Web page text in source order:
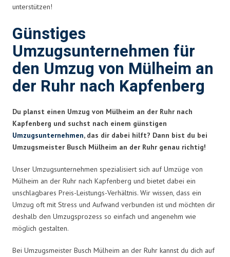
unterstützen!
Günstiges
Umzugsunternehmen für
den Umzug von Mülheim an
der Ruhr nach Kapfenberg
Du planst einen Umzug von Mülheim an der Ruhr nach
Kapfenberg und suchst nach einem günstigen
Umzugsunternehmen, das dir dabei hilft? Dann bist du bei
Umzugsmeister Busch Mülheim an der Ruhr genau richtig!
Unser Umzugsunternehmen spezialisiert sich auf Umzüge von
Mülheim an der Ruhr nach Kapfenberg und bietet dabei ein
unschlagbares Preis-Leistungs-Verhältnis. Wir wissen, dass ein
Umzug oft mit Stress und Aufwand verbunden ist und möchten dir
deshalb den Umzugsprozess so einfach und angenehm wie
möglich gestalten.
Bei Umzugsmeister Busch Mülheim an der Ruhr kannst du dich auf